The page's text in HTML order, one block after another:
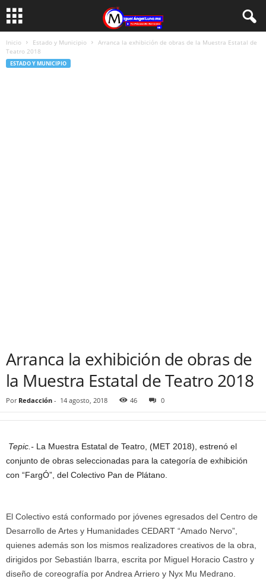
Inicio Estado y Municipio
Arranca la exhibición de obras de la Muestra Estatal de
Teatro 2018
ESTADO Y MUNICIPIO
Arranca la exhibición de obras de
la Muestra Estatal de Teatro 2018
Por Redacción - 14 agosto, 2018 46 0
Tepic.- La Muestra Estatal de Teatro, (MET 2018), estrenó el
conjunto de obras seleccionadas para la categoría de exhibición
con “FargÓ”, del Colectivo Pan de Plátano.
El Colectivo está conformado por jóvenes egresados del Centro de
Desarrollo de Artes y Humanidades CEDART “Amado Nervo”,
quienes además son los mismos realizadores creativos de la obra,
dirigidos por Sebastián Ibarra, escrita por Miguel Horacio Castro y
diseño de coreografía por Andrea Arriero y Nyx Mu Medrano.